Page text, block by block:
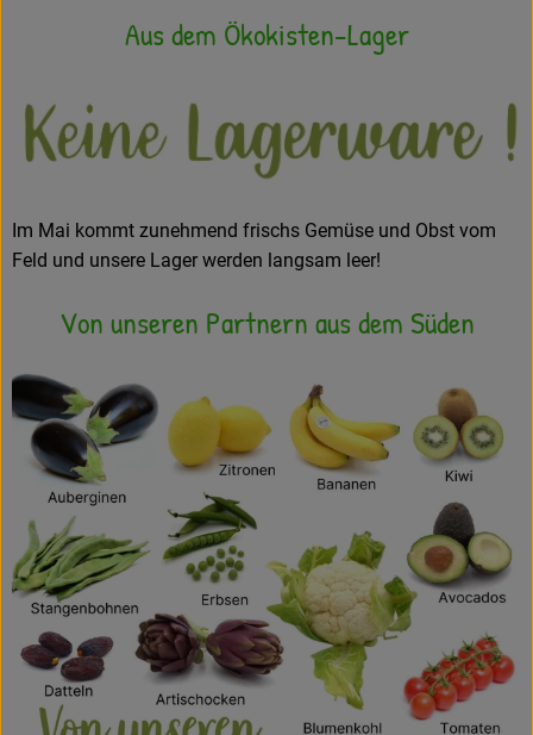
Aus dem Ökokisten-Lager
Im Mai kommt zunehmend frischs Gemüse und Obst vom
Feld und unsere Lager werden langsam leer!
Von unseren Partnern aus dem Süden